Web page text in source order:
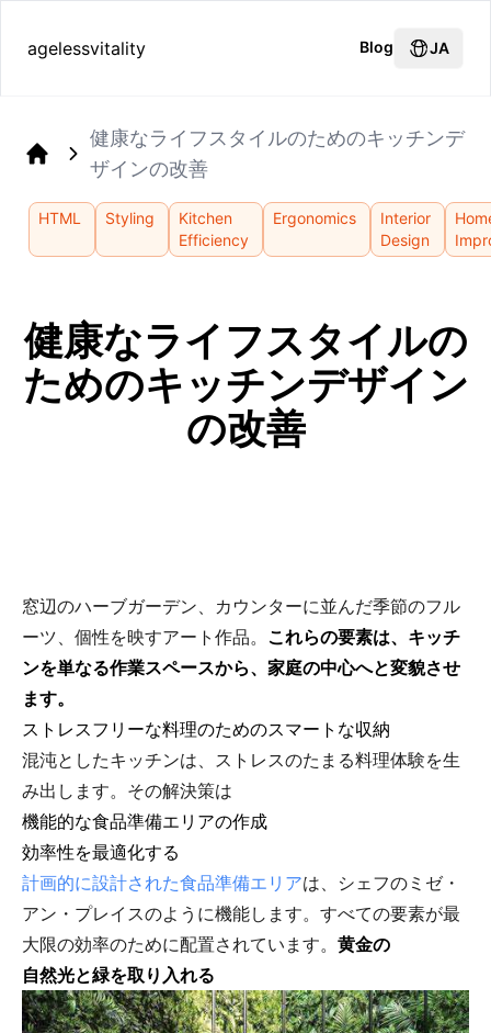
agelessvitality Blog JA
健康なライフスタイルのためのキッチンデ
ザインの改善
HTML Styling
Kitchen
Efficiency
Ergonomics
Interior
Design
健康なライフスタイルの
ためのキッチンデザイン
の改善
窓辺のハーブガーデン、カウンターに並んだ季節のフル
ーツ、個性を映すアート作品。 これらの要素は、キッチ
ンを単なる作業スペースから、家庭の中心へと変貌させ
ます。
ストレスフリーな料理のためのスマートな収納
混沌としたキッチンは、ストレスのたまる料理体験を生
み出します。その解決策は
機能的な食品準備エリアの作成
効率性を最適化する
計画的に設計された食品準備エリアは、シェフのミゼ・
アン・プレイスのように機能します。すべての要素が最
大限の効率のために配置されています。 黄金の
自然光と緑を取り入れる